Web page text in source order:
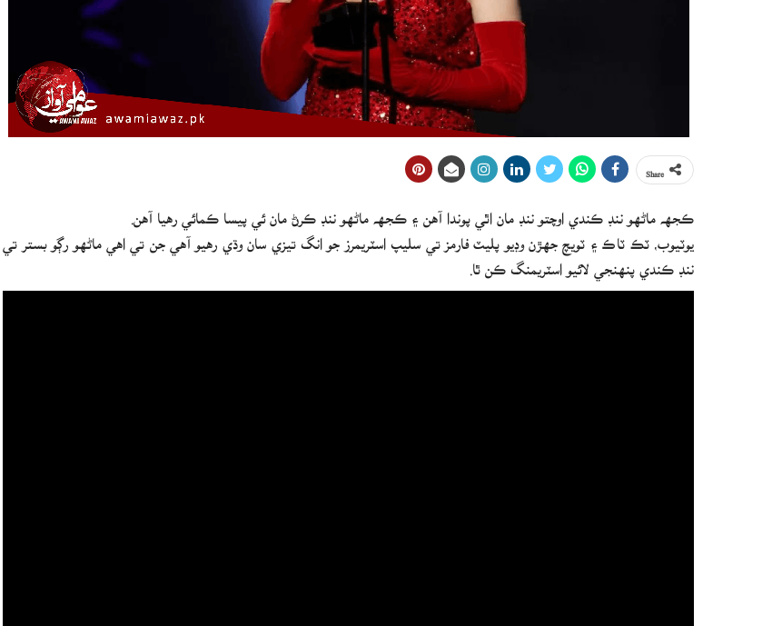
ڪجهه ماڻهو ننڊ ڪندي اوچتو ننڊ مان اٿي پوندا آهن ۽ ڪجهه ماڻهو ننڊ ڪرڻ مان ئي پيسا ڪمائي رهيا آهن.
يوٽيوب، ٽڪ ٽاڪ ۽ ٽويچ جهڙن وڊيو پليٽ فارمز تي سليپ اسٽريمرز جو انگ تيزي سان وڌي رهيو آهي جن تي اهي ماڻهو رڳو بستر تي
ننڊ ڪندي پنهنجي لائيو اسٽريمنگ ڪن ٿا.